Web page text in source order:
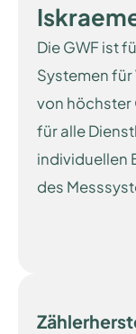
Die GWF ist
Systemen für
von höchster
für alle
individuellen
des